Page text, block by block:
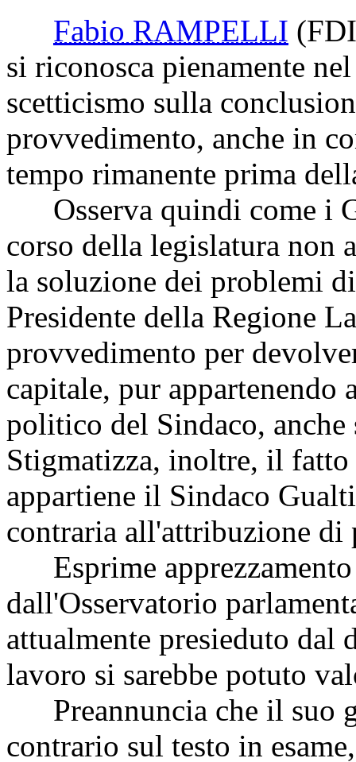
Fabio RAMPELLI
si riconosca pienamente
scetticismo sulla
provvedimento, anche in
tempo rimanente prima
Osserva quindi come i
corso della legislatura non
la soluzione dei problemi
Presidente della Regione
provvedimento per
capitale, pur appartenendo
politico del Sindaco, anche
Stigmatizza, inoltre, il
appartiene il Sindaco
contraria all'attribuzione
Esprime
dall'Osservatorio
attualmente presieduto dal
lavoro si sarebbe potuto
Preannuncia che il suo
contrario sul testo in